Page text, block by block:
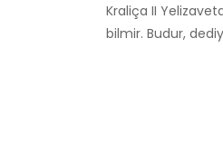
Kraliça II
bilmir. Budur,